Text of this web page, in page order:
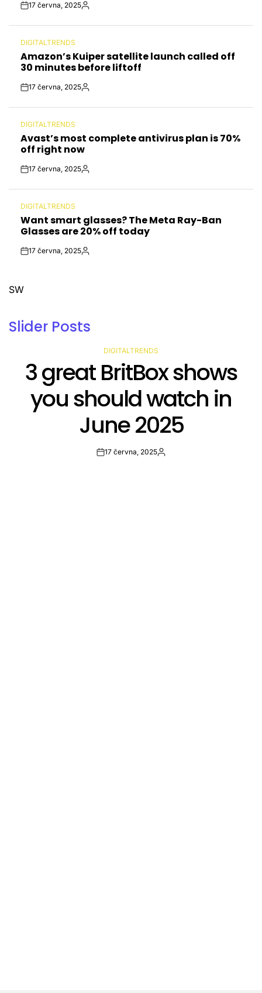
Post17 června, 2025By:
POSTED
IN
DIGITALTRENDS
Amazon’s Kuiper satellite launch called off
30 minutes before liftoff
Post17 června, 2025By:
POSTED
IN
DIGITALTRENDS
Avast’s most complete antivirus plan is 70%
off right now
Post17 června, 2025By:
POSTED
IN
DIGITALTRENDS
Want smart glasses? The Meta Ray-Ban
Glasses are 20% off today
Post17 června, 2025By:
SW
Slider Posts
POSTED
IN
DIGITALTRENDS
Amazon’s Kuiper
satellite launch called
off 30 minutes before
liftoff